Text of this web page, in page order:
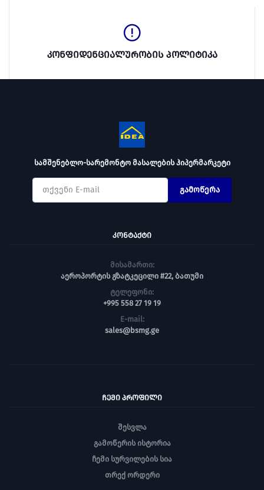
კონფიდენციალურობის პოლიტიკა
სამშენებლო-სარემონტო მასალების ჰიპერმარკეტი
გამოწერა
ᲙᲝᲜᲢᲐᲥᲢᲘ
მისამართი:
აეროპორტის გზატკეცილი #22, ბათუმი
ტელეფონი:
+995 558 27 19 19
E-mail:
sales@bsmg.ge
ᲩᲔᲛᲘ ᲞᲠᲝᲤᲘᲚᲘ
შესვლა
გამოწერის ისტორია
ჩემი სურვილების სია
თრექ ორდერი